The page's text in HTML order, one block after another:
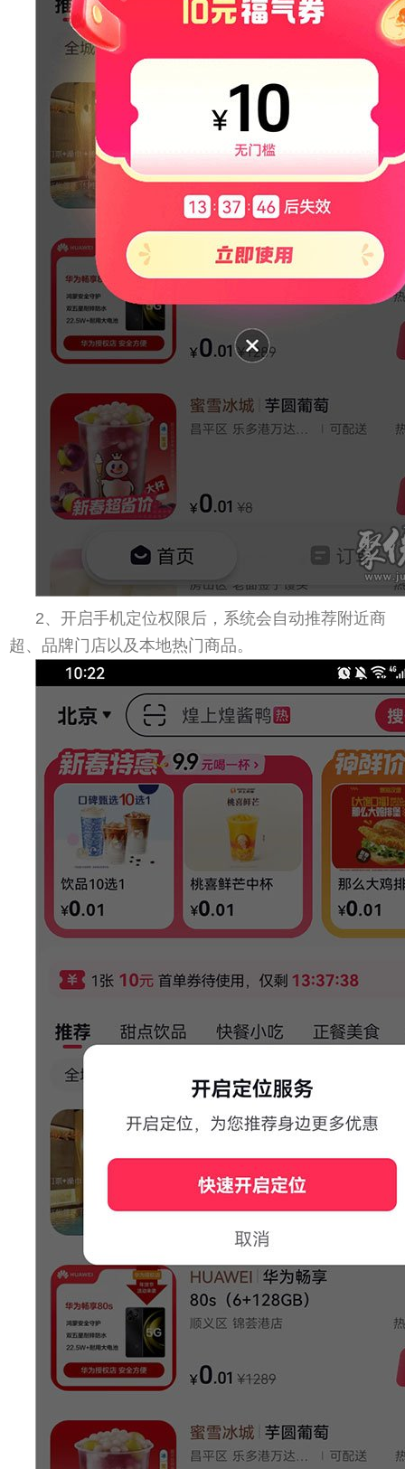
2、开启手机定位权限后，系统会自动推荐附近商
超、品牌门店以及本地热门商品。